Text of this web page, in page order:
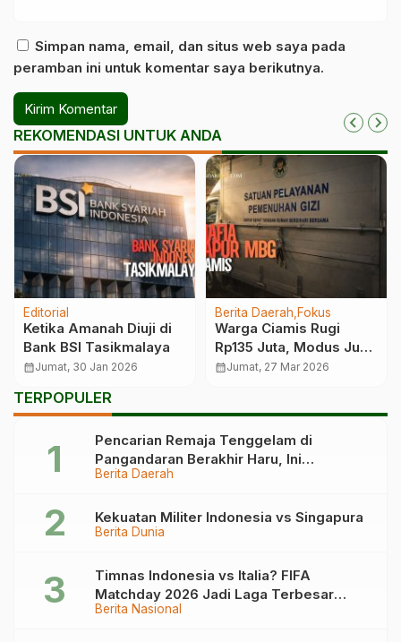
Simpan nama, email, dan situs web saya pada
peramban ini untuk komentar saya berikutnya.
REKOMENDASI UNTUK ANDA
Editorial
Ketika Amanah Diuji di
Bank BSI Tasikmalaya
calendar_monthJumat, 30 Jan 2026
Berita Daerah Fokus
Warga Ciamis Rugi
Rp135 Juta, Modus Jual
Beli Dapur MBG
calendar_monthJumat, 27 Mar 2026
TERPOPULER
Berita Daerah
Pencarian Remaja Tenggelam di
Pangandaran Berakhir Haru, Ini
Kronologinya
Berita Dunia
Kekuatan Militer Indonesia vs Singapura
Berita Nasional
Timnas Indonesia vs Italia? FIFA
Matchday 2026 Jadi Laga Terbesar
Garuda!